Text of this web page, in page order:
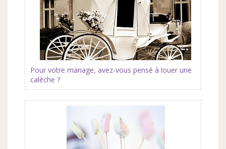
Pour votre mariage, avez-vous pensé à louer une
calèche ?